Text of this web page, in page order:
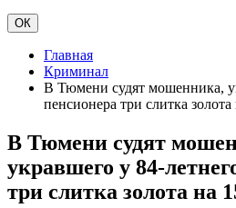
ОК
Главная
Криминал
В Тюмени судят мошенника,
пенсионера три слитка
В Тюмени судят
укравшего у
три слитка золота на